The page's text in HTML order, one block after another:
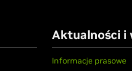
Aktualności i
Informacje prasowe